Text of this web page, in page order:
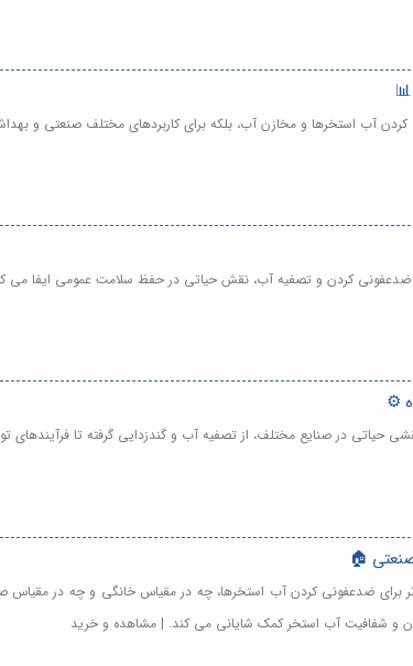
کردن آب استخرها و مخازن آب، بلکه برای کاربردهای مختلف صنعتی و
در ضدعفونی کردن و تصفیه آب، نقش حیاتی در حفظ سلامت عمومی ایفا
⚙️
نقشی حیاتی در صنایع مختلف، از تصفیه آب و گندزدایی گرفته تا
🏠
برای ضدعفونی کردن آب استخرها، چه در مقیاس خانگی و چه در مقیاس
و شفافیت آب استخر کمک شایانی می کند. | مشاهده و خرید